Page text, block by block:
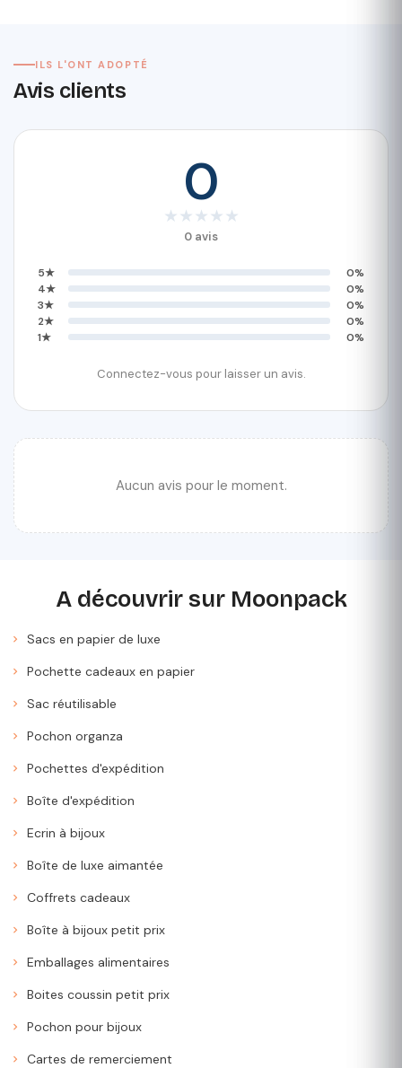
ILS L'ONT ADOPTÉ
Avis clients
0
★ ★ ★ ★ ★
0 avis
5★
0%
4★
0%
3★
0%
2★
0%
1★
0%
Connectez-vous pour laisser un avis.
Aucun avis pour le moment.
A découvrir sur Moonpack
Sacs en papier de luxe
Pochette cadeaux en papier
Sac réutilisable
Pochon organza
Pochettes d'expédition
Boîte d'expédition
Ecrin à bijoux
Boîte de luxe aimantée
Coffrets cadeaux
Boîte à bijoux petit prix
Emballages alimentaires
Boites coussin petit prix
Pochon pour bijoux
Cartes de remerciement